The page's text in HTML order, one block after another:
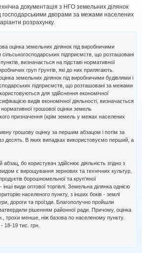
документація з НГО земельних ділянок
господарськими дворами за межами населених
розрахунку.
оцінка земельних ділянок під виробничими
сільськогосподарських підприємств, що розташовані
визначається на підставі нормативної
груп ґрунтів, які до них прилягають.
земельних ділянок під виробничими будівлями і
підприємств, що розташовані за межами
для здійснення економічної
видів економічної діяльності, визначається
грошової оцінки земель
призначення (крім земель у межах населених
грошову оцінку за першим абзацом і потім за
десять. В яких випадках використовуємо перший, а
бо користувач здійснює діяльність згідно з
є вирощування зернових та технічних культур,
борошномельної та круп'яної
інші види оптової торгівлі. Земельна ділянка однією
населеного пункту, з інших боків - землі
дороги та проїзди. Благополучно пройшли
рішенням районної ради. Причому, оцінка
трохи менше, ніж базова по населеному пункту.
18-19 тис. грн.